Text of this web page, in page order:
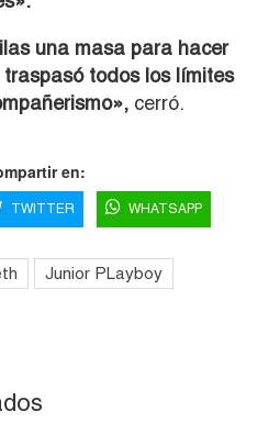
una masa para hacer
todos los límites
cerró.
en:
TWITTER WHATSAPP
Junior PLayboy